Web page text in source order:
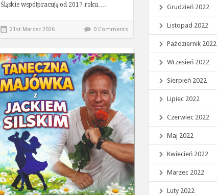
Śląskie współpracują od 2017 roku….
21st Marzec 2026 0 Comments
Grudzień 2022
Listopad 2022
Październik 2022
Wrzesień 2022
Sierpień 2022
Lipiec 2022
Czerwiec 2022
Maj 2022
Kwiecień 2022
Marzec 2022
Luty 2022